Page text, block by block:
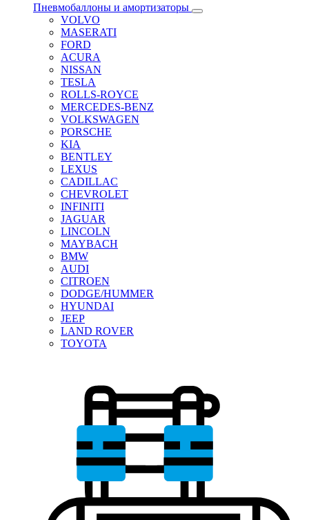
Пневмобаллоны и амортизаторы
VOLVO
MASERATI
FORD
ACURA
NISSAN
TESLA
ROLLS-ROYCE
MERCEDES-BENZ
VOLKSWAGEN
PORSCHE
KIA
BENTLEY
LEXUS
CADILLAC
CHEVROLET
INFINITI
JAGUAR
LINCOLN
MAYBACH
BMW
AUDI
CITROEN
DODGE/HUMMER
HYUNDAI
JEEP
LAND ROVER
TOYOTA